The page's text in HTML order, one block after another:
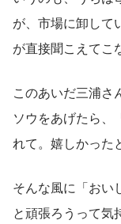
が、市場に卸して
が直接聞こえてこ
このあいだ三浦さ
ソウをあげたら、
れて。嬉しかった
そんな風に「おい
と頑張ろうって